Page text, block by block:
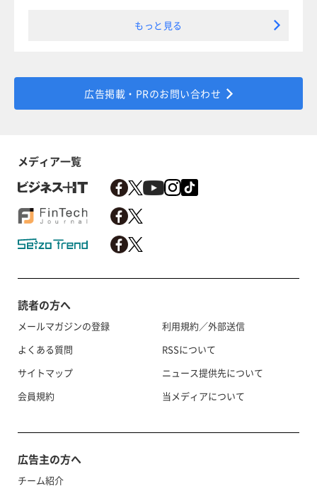
もっと見る
広告掲載・PRのお問い合わせ
メディア一覧
読者の方へ
メールマガジンの登録
よくある質問
サイトマップ
会員規約
利用規約／外部送信
RSSについて
ニュース提供先について
当メディアについて
広告主の方へ
チーム紹介